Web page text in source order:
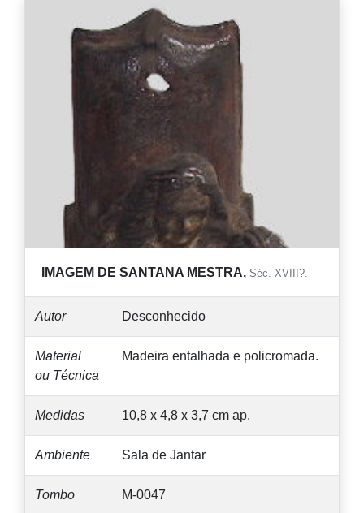
IMAGEM DE SANTANA MESTRA, Séc. XVIII?.
Autor Desconhecido
Material
ou Técnica
Madeira entalhada e policromada.
Medidas 10,8 x 4,8 x 3,7 cm ap.
Ambiente Sala de Jantar
Tombo M-0047